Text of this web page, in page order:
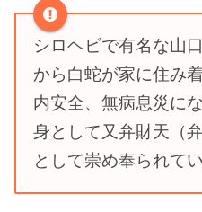
シロヘビで有名な山
から白蛇が家に住み
内安全、無病息災に
身として又弁財天（
として崇め奉られてい